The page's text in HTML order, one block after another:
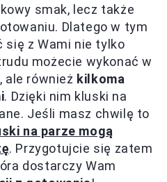
smak, lecz także
Dlatego w tym
się z Wami nie tylko
możecie wykonać w
ale również kilkoma
. Dzięki nim kluski na
Jeśli masz chwilę to
na parze mogą
. Przygotujcie się zatem
dostarczy Wam